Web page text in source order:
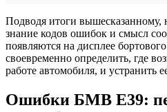
Подводя итоги вышесказанному,
знание кодов ошибок и смысл
появляются на дисплее
своевременно определить, где
работе автомобиля, и устранить
Ошибки БМВ Е39: